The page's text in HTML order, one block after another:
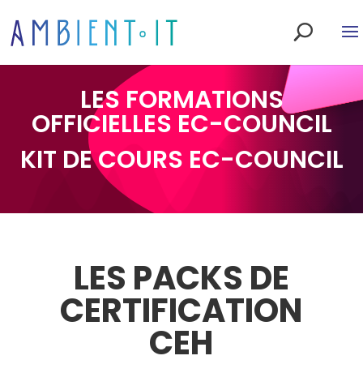
LES FORMATIONS
OFFICIELLES EC-COUNCIL
KIT DE COURS EC-COUNCIL
LES PACKS DE
CERTIFICATION
CEH